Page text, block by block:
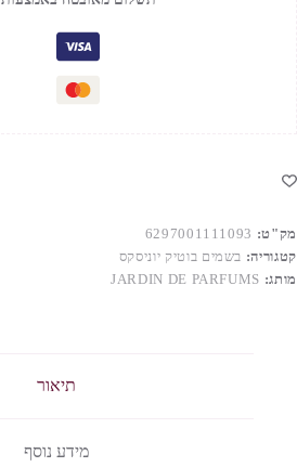
מק"ט: 6297001111093
קטגוריה: בשמים בוטיק יוניסקס
מותג: JARDIN DE PARFUMS
תיאור
מידע נוסף